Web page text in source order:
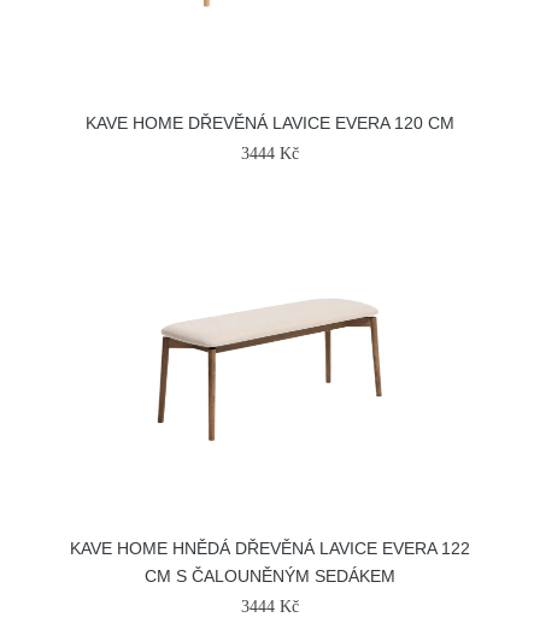
KAVE HOME DŘEVĚNÁ LAVICE EVERA 120 CM
3444 Kč
KAVE HOME HNĚDÁ DŘEVĚNÁ LAVICE EVERA 122
CM S ČALOUNĚNÝM SEDÁKEM
3444 Kč